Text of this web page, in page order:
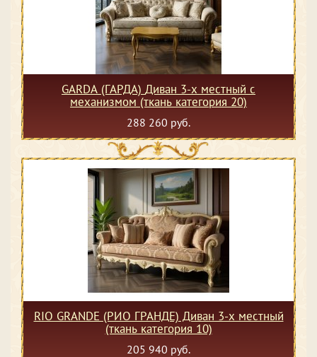
GARDA (ГАРДА) Диван 3-х местный с
механизмом (ткань категория 20)
288 260 руб.
RIO GRANDE (РИО ГРАНДЕ) Диван 3-х местный
(ткань категория 10)
205 940 руб.